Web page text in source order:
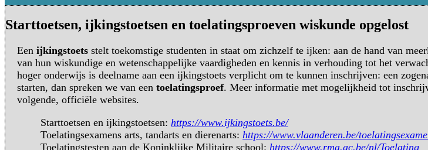
Starttoetsen, ijkingstoetsen en toelatingsproeven wiskunde opgelost
Een ijkingstoets stelt toekomstige studenten in staat om zichzelf te ijken: aan de hand van
van hun wiskundige en wetenschappelijke vaardigheden en kennis in verhouding tot het
hoger onderwijs is deelname aan een ijkingstoets verplicht om te kunnen inschrijven: een
starten, dan spreken we van een toelatingsproef. Meer informatie met mogelijkheid tot
volgende, officiële websites.
Starttoetsen en ijkingstoetsen: https://www.ijkingstoets.be/
Toelatingsexamens arts, tandarts en dierenarts: https://www.vlaanderen.be/
Toelatingstesten aan de Koninklijke Militaire school: https://www.rma.ac.be/nl/Toelating